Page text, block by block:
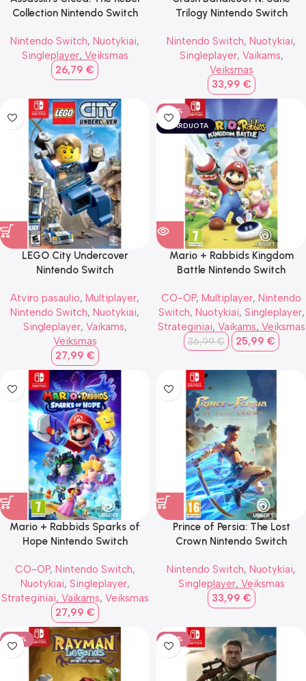
Collection Nintendo Switch
Nintendo Switch, Nuotykiai,
Singleplayer, Veiksmas
26,79 €
Trilogy Nintendo Switch
Nintendo Switch, Nuotykiai,
Singleplayer, Vaikams,
Veiksmas
33,99 €
LEGO City Undercover
Nintendo Switch
Atviro pasaulio, Multiplayer,
Nintendo Switch, Nuotykiai,
Singleplayer, Vaikams,
Veiksmas
27,99 €
-30%
IŠPARDUOTA
Mario + Rabbids Kingdom
Battle Nintendo Switch
CO-OP, Multiplayer, Nintendo
Switch, Nuotykiai, Singleplayer,
Strateginiai, Vaikams, Veiksmas
36,99€ 25,99 €
Mario + Rabbids Sparks of
Hope Nintendo Switch
CO-OP, Nintendo Switch,
Nuotykiai, Singleplayer,
Strateginiai, Vaikams, Veiksmas
27,99 €
Prince of Persia: The Lost
Crown Nintendo Switch
Nintendo Switch, Nuotykiai,
Singleplayer, Veiksmas
33,99 €
-26% -26%